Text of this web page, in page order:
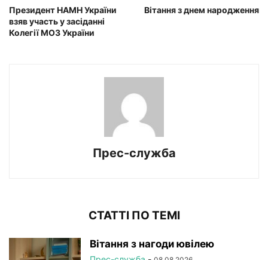
Президент НАМН України
взяв участь у засіданні
Колегії МОЗ України
Вітання з днем народження
Прес-служба
СТАТТІ ПО ТЕМІ
Вітання з нагоди ювілею